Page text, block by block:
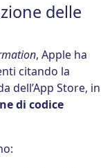
delle
, Apple ha
citando la
dell’App Store, in
di codice